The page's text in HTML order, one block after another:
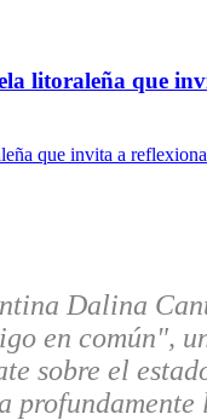
litoraleña que
Dalina
en común",
sobre el